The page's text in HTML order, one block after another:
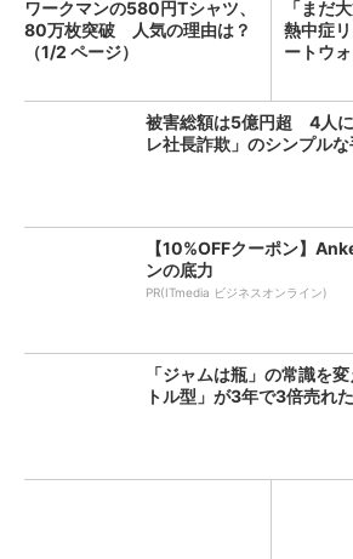
ワークマンの580円Tシャツ、
80万枚突破 人気の理由は？
（1/2 ページ）
「まだ
熱中症
ートウ
被害総額は5億円超 4人
レ社長詐欺」のシンプル
【10%OFFクーポン】
ンの底力
PR(ITmedia ビジネスオンライン)
「ジャムは瓶」の常識を
トル型」が3年で3倍売れ